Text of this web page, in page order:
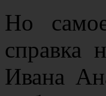
Но
справка
Ивана